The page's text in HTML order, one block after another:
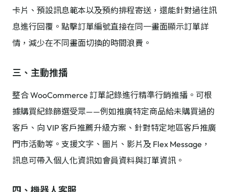
卡片、預設訊息範本以及預約排程寄送，還能針對過往訊
息進行回覆。點擊訂單編號直接在同一畫面顯示訂單詳
情，減少在不同畫面切換的時間浪費。
三、主動推播
整合 WooCommerce 訂單記錄進行精準行銷推播。可根
據購買紀錄篩選受眾——例如推廣特定商品給未購買過的
客戶、向 VIP 客戶推薦升級方案、針對特定地區客戶推廣
門市活動等。支援文字、圖片、影片及 Flex Message，
訊息可帶入個人化資訊如會員資料與訂單資訊。